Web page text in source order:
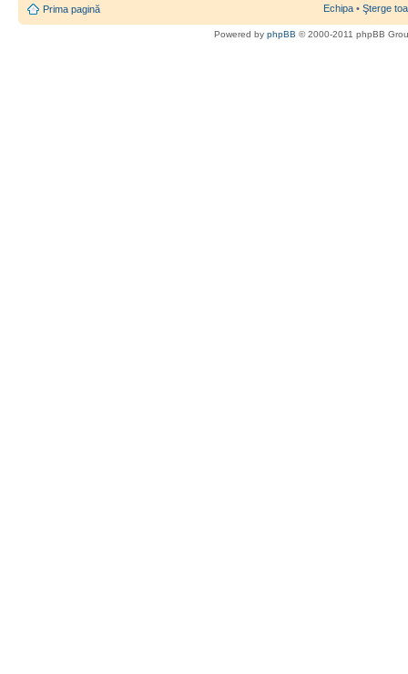
Prima pagină Echipa • Şterge
Powered by phpBB © 2000-2011 phpBB